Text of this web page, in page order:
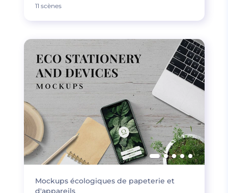
11 scènes
Mockups écologiques de papeterie et
d'appareils